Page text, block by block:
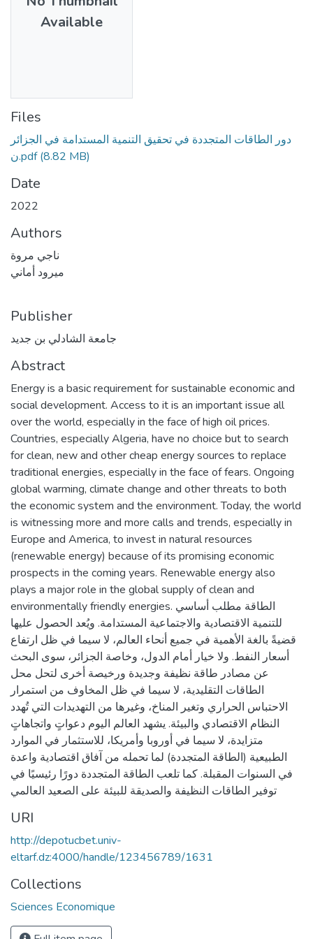
Available
Files
دور الطاقات المتجددة في تحقيق التنمية المستدامة في الجزائر
ن.pdf (8.82 MB)
Date
2022
Authors
ﻧﺎﺟﻲ ﻣﺮوة
ﻣﻴﺮود أﻣﺎﻧﻲ
Publisher
جامعة الشادلي بن جديد
Abstract
Energy is a basic requirement for sustainable economic and
social development. Access to it is an important issue all
over the world, especially in the face of high oil prices.
Countries, especially Algeria, have no choice but to search
for clean, new and other cheap energy sources to replace
traditional energies, especially in the face of fears. Ongoing
global warming, climate change and other threats to both
the economic system and the environment. Today, the world
is witnessing more and more calls and trends, especially in
Europe and America, to invest in natural resources
(renewable energy) because of its promising economic
prospects in the coming years. Renewable energy also
plays a major role in the global supply of clean and
environmentally friendly energies. الطاقة مطلب أساسي
للتنمية الاقتصادية والاجتماعية المستدامة. ويُعد الحصول عليها
قضيةً بالغة الأهمية في جميع أنحاء العالم، لا سيما في ظل ارتفاع
أسعار النفط. ولا خيار أمام الدول، وخاصة الجزائر، سوى البحث
عن مصادر طاقة نظيفة وجديدة ورخيصة أخرى لتحل محل
الطاقات التقليدية، لا سيما في ظل المخاوف من استمرار
الاحتباس الحراري وتغير المناخ، وغيرها من التهديدات التي تُهدد
النظام الاقتصادي والبيئة. يشهد العالم اليوم دعواتٍ واتجاهاتٍ
متزايدة، لا سيما في أوروبا وأمريكا، للاستثمار في الموارد
الطبيعية (الطاقة المتجددة) لما تحمله من آفاق اقتصادية واعدة
في السنوات المقبلة. كما تلعب الطاقة المتجددة دورًا رئيسيًا في
توفير الطاقات النظيفة والصديقة للبيئة على الصعيد العالمي
URI
http://depotucbet.univ-
eltarf.dz:4000/handle/123456789/1631
Collections
Sciences Economique